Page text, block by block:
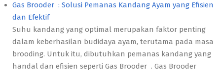
Gas Brooder : Solusi Pemanas Kandang Ayam yang Efisien
dan Efektif
Suhu kandang yang optimal merupakan faktor penting
dalam keberhasilan budidaya ayam, terutama pada masa
brooding. Untuk itu, dibutuhkan pemanas kandang yang
handal dan efisien seperti Gas Brooder . Gas Brooder